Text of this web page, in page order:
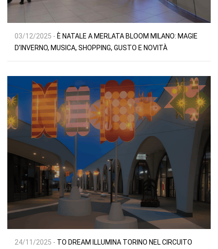
03/12/2025 - È NATALE A MERLATA BLOOM MILANO: MAGIE
D’INVERNO, MUSICA, SHOPPING, GUSTO E NOVITÀ
24/11/2025 - TO DREAM ILLUMINA TORINO NEL CIRCUITO